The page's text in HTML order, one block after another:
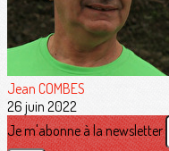
Jean COMBES
26 juin 2022
Je m'abonne à la newsletter